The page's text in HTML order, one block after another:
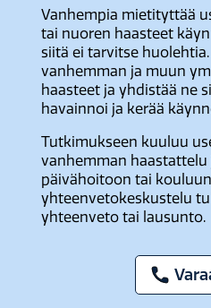
Vanhempia mietityttää
tai nuoren haasteet
siitä ei tarvitse
vanhemman ja muun
haasteet ja yhdistää ne
havainnoi ja kerää
Tutkimukseen kuuluu
vanhemman
päivähoitoon tai
yhteenvetokeskustelu
yhteenveto tai lausunto.